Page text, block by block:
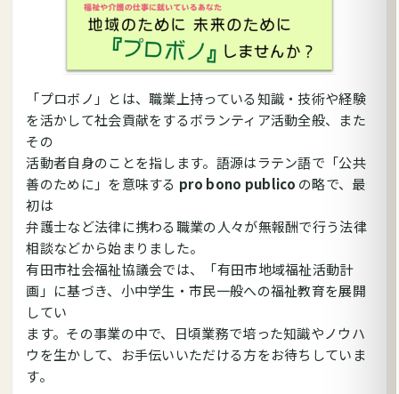
「プロボノ」とは、職業上持っている知識・技術や経験
を活かして社会貢献をするボランティア活動全般、また
その
活動者自身のことを指します。語源はラテン語で「公共
善のために」を意味する pro bono publico の略で、最
初は
弁護士など法律に携わる職業の人々が無報酬で行う法律
相談などから始まりました。
有田市社会福祉協議会では、「有田市地域福祉活動計
画」に基づき、小中学生・市民一般への福祉教育を展開
してい
ます。その事業の中で、日頃業務で培った知識やノウハ
ウを生かして、お手伝いいただける方をお待ちしていま
す。